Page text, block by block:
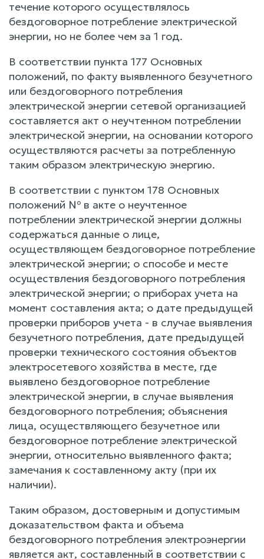
течение которого осуществлялось
бездоговорное потребление электрической
энергии, но не более чем за 1 год.
В соответствии пункта 177 Основных
положений, по факту выявленного безучетного
или бездоговорного потребления
электрической энергии сетевой организацией
составляется акт о неучтенном потреблении
электрической энергии, на основании которого
осуществляются расчеты за потребленную
таким образом электрическую энергию.
В соответствии с пунктом 178 Основных
положений № в акте о неучтенное
потреблении электрической энергии должны
содержаться данные о лице,
осуществляющем бездоговорное потребление
электрической энергии; о способе и месте
осуществления бездоговорного потребления
электрической энергии; о приборах учета на
момент составления акта; о дате предыдущей
проверки приборов учета - в случае выявления
безучетного потребления, дате предыдущей
проверки технического состояния объектов
электросетевого хозяйства в месте, где
выявлено бездоговорное потребление
электрической энергии, в случае выявления
бездоговорного потребления; объяснения
лица, осуществляющего безучетное или
бездоговорное потребление электрической
энергии, относительно выявленного факта;
замечания к составленному акту (при их
наличии).
Таким образом, достоверным и допустимым
доказательством факта и объема
бездоговорного потребления электроэнергии
является акт, составленный в соответствии с